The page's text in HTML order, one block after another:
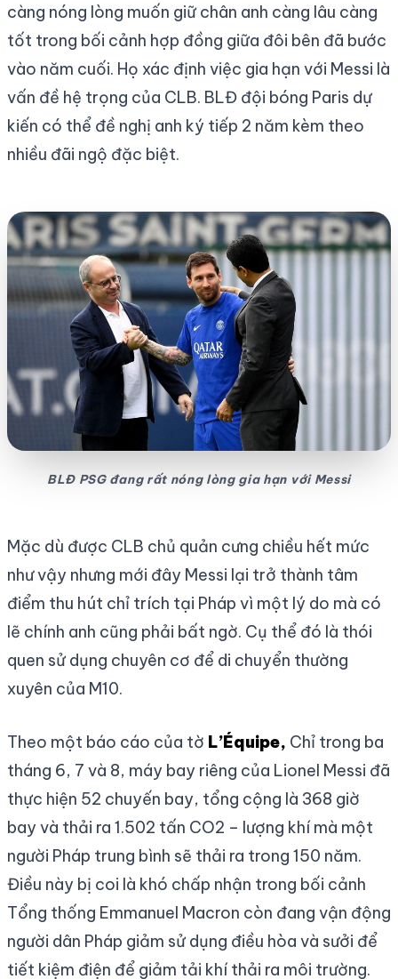
càng nóng lòng muốn giữ chân anh càng lâu càng
tốt trong bối cảnh hợp đồng giữa đôi bên đã bước
vào năm cuối. Họ xác định việc gia hạn với Messi là
vấn đề hệ trọng của CLB. BLĐ đội bóng Paris dự
kiến có thể đề nghị anh ký tiếp 2 năm kèm theo
nhiều đãi ngộ đặc biệt.
BLĐ PSG đang rất nóng lòng gia hạn với Messi
Mặc dù được CLB chủ quản cưng chiều hết mức
như vậy nhưng mới đây Messi lại trở thành tâm
điểm thu hút chỉ trích tại Pháp vì một lý do mà có
lẽ chính anh cũng phải bất ngờ. Cụ thể đó là thói
quen sử dụng chuyên cơ để di chuyển thường
xuyên của M10.
Theo một báo cáo của tờ L’Équipe, Chỉ trong ba
tháng 6, 7 và 8, máy bay riêng của Lionel Messi đã
thực hiện 52 chuyến bay, tổng cộng là 368 giờ
bay và thải ra 1.502 tấn CO2 – lượng khí mà một
người Pháp trung bình sẽ thải ra trong 150 năm.
Điều này bị coi là khó chấp nhận trong bối cảnh
Tổng thống Emmanuel Macron còn đang vận động
người dân Pháp giảm sử dụng điều hòa và sưởi để
tiết kiệm điện để giảm tải khí thải ra môi trường.